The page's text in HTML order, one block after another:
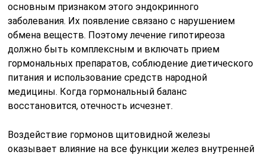
основным признаком этого эндокринного
заболевания. Их появление связано с нарушением
обмена веществ. Поэтому лечение гипотиреоза
должно быть комплексным и включать прием
гормональных препаратов, соблюдение диетического
питания и использование средств народной
медицины. Когда гормональный баланс
восстановится, отечность исчезнет.
Воздействие гормонов щитовидной железы
оказывает влияние на все функции желез внутренней